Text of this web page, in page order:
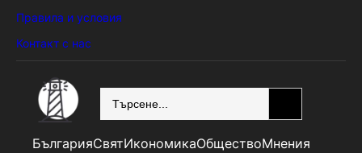
Правила и условия
Контакт с нас
БългарияСвятИкономикаОбществоМнения